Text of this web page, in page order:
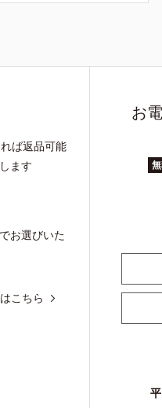
ば返品可能
ます
お選びいた
こちら
お